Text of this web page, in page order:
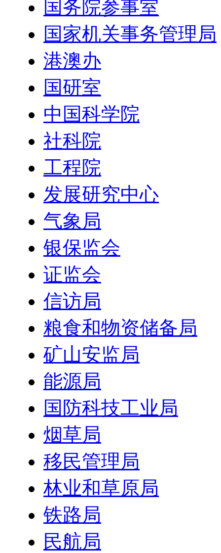
国务院参事室
国家机关事务管理局
港澳办
国研室
中国科学院
社科院
工程院
发展研究中心
气象局
银保监会
证监会
信访局
粮食和物资储备局
矿山安监局
能源局
国防科技工业局
烟草局
移民管理局
林业和草原局
铁路局
民航局